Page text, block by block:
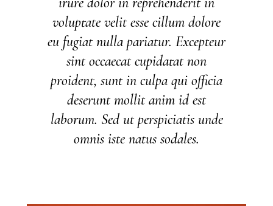
voluptate velit esse cillum dolore
eu fugiat nulla pariatur. Excepteur
sint occaecat cupidatat non
proident, sunt in culpa qui officia
deserunt mollit anim id est
laborum. Sed ut perspiciatis unde
omnis iste natus sodales.